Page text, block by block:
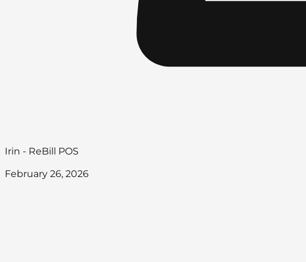
Irin - ReBill POS
February 26, 2026